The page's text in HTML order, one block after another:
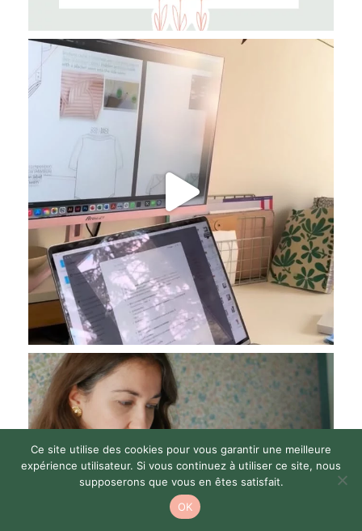
Ce site utilise des cookies pour vous garantir une meilleure
expérience utilisateur. Si vous continuez à utiliser ce site, nous
supposerons que vous en êtes satisfait.
OK